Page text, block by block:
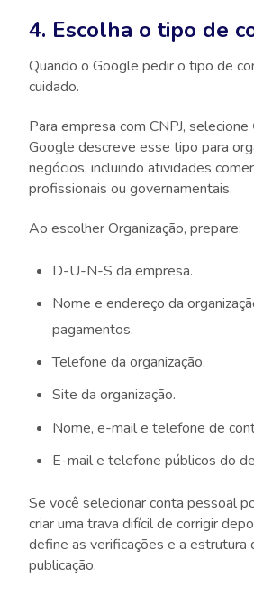
4. Escolha o tipo de
Quando o Google pedir o tipo de
cuidado.
Para empresa com CNPJ, selecione
Google descreve esse tipo para
negócios, incluindo atividades
profissionais ou governamentais.
Ao escolher Organização, prepare:
D-U-N-S da empresa.
Nome e endereço da
pagamentos.
Telefone da organização.
Site da organização.
Nome, e-mail e telefone de
E-mail e telefone públicos do
Se você selecionar conta pessoal
criar uma trava difícil de corrigir
define as verificações e a estrutura
publicação.